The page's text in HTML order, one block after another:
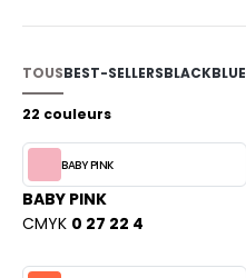
SHOPPING
VETEMENTS
- BLANKS
TOUSBEST-SELLERSBLACKBLUE
22 couleurs
BABY PINK
BABY PINK
CMYK 0 27 22 4